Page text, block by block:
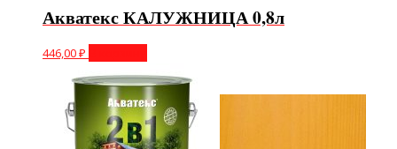
Акватекс КАЛУЖНИЦА 0,8л
446,00₽